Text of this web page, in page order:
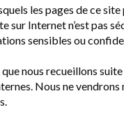
les pages de ce
sur Internet n’est pas
sensibles ou
nous recueillons
Nous ne vendrons